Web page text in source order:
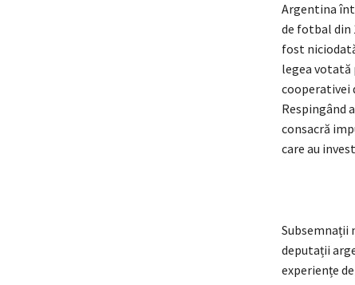
Argentina
de fotbal din
fost
legea votată
cooperativei
Respingând
consacră
care au
Subsemnații
deputații
experiențe